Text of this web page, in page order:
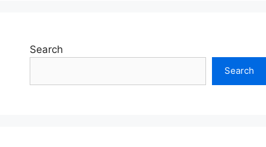
Search
Search